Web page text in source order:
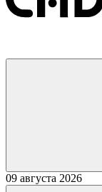
09 августа 2026